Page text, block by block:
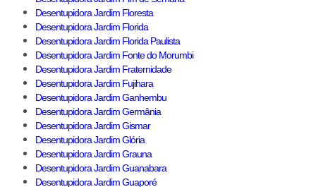
Desentupidora Jardim Floresta
Desentupidora Jardim Florida
Desentupidora Jardim Florida Paulista
Desentupidora Jardim Fonte do Morumbi
Desentupidora Jardim Fraternidade
Desentupidora Jardim Fujihara
Desentupidora Jardim Ganhembu
Desentupidora Jardim Germânia
Desentupidora Jardim Gismar
Desentupidora Jardim Glória
Desentupidora Jardim Grauna
Desentupidora Jardim Guanabara
Desentupidora Jardim Guaporé